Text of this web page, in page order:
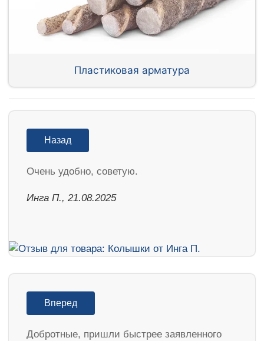
Пластиковая арматура
Назад
Очень удобно, советую.
Инга П., 21.08.2025
Вперед
Добротные, пришли быстрее заявленного